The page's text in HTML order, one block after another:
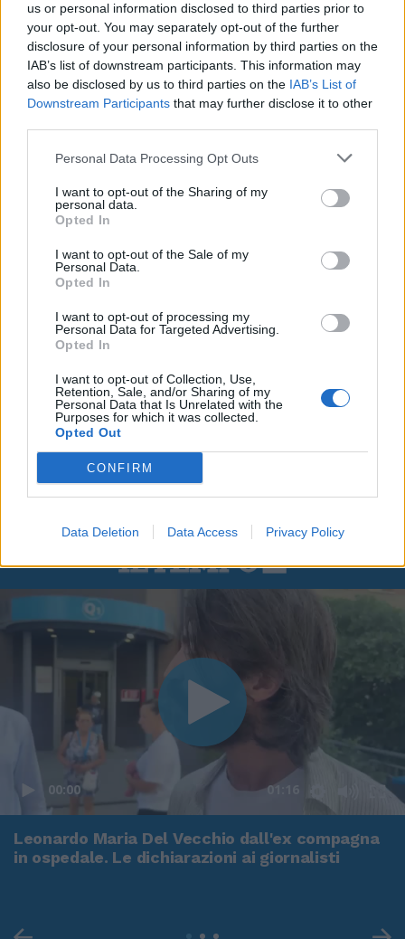
us or personal information disclosed to third parties prior to
your opt-out. You may separately opt-out of the further
disclosure of your personal information by third parties on the
IAB’s list of downstream participants. This information may
also be disclosed by us to third parties on the IAB’s List of
Downstream Participants that may further disclose it to other
Personal Data Processing Opt Outs
I want to opt-out of the Sharing of my
personal data.
Opted In
I want to opt-out of the Sale of my
Personal Data.
Opted In
I want to opt-out of processing my
Personal Data for Targeted Advertising.
Opted In
I want to opt-out of Collection, Use,
Retention, Sale, and/or Sharing of my
Personal Data that Is Unrelated with the
Purposes for which it was collected.
Opted Out
CONFIRM
Data Deletion Data Access Privacy Policy
00:00 01:16
Leonardo Maria Del Vecchio dall'ex compagna
in ospedale. Le dichiarazioni ai giornalisti